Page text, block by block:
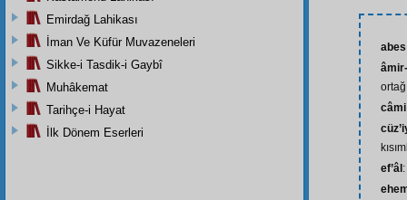
abes
câmi
ef’âl
Emirdağ Lahikası
İman Ve Küfür Muvazeneleri
Sikke-i Tasdik-i Gaybî
Muhâkemat
Tarihçe-i Hayat
İlk Dönem Eserleri